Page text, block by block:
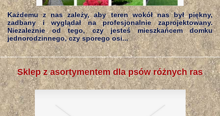
Każdemu z nas zależy, aby teren wokół nas był piękny,
zadbany i wyglądał na profesjonalnie zaprojektowany.
Niezależnie od tego, czy jesteś mieszkańcem domku
jednorodzinnego, czy sporego osi...
Sklep z asortymentem dla psów różnych ras